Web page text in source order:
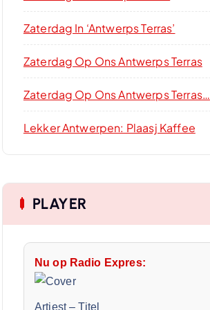
Zaterdag In ‘Antwerps Terras’
Zaterdag Op Ons Antwerps Terras
Zaterdag Op Ons Antwerps Terras…
Lekker Antwerpen: Plaasj Kaffee
PLAYER
Nu op Radio Expres:
Artiest–Titel